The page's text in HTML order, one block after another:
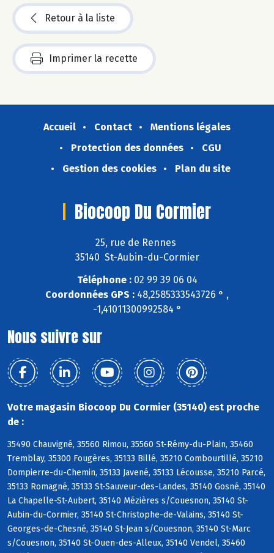
Retour à la liste
Imprimer la recette
Accueil Contact
Mentions légales
Protection des données
CGU
Gestion des cookies
Plan du site
Biocoop Du Cormier
25, rue de Rennes
35140 St-Aubin-du-Cormier
Téléphone :02 99 39 06 04
Coordonnées GPS : 48,2585333543726 ° ,
-1,41011300992584 °
Nous suivre sur
Votre magasin Biocoop Du Cormier (35140) est proche
de :
35490 Chauvigné, 35560 Rimou, 35560 St-Rémy-du-Plain, 35460
Tremblay, 35300 Fougères, 35133 Billé, 35210 Combourtillé, 35210
Dompierre-du-Chemin, 35133 Javené, 35133 Lécousse, 35210 Parcé,
35133 Romagné, 35133 St-Sauveur-des-Landes, 35140 Gosné, 35140
La Chapelle-St-Aubert, 35140 Mézières s/Couesnon, 35140 St-
Aubin-du-Cormier, 35140 St-Christophe-de-Valains, 35140 St-
Georges-de-Chesné, 35140 St-Jean s/Couesnon, 35140 St-Marc
s/Couesnon, 35140 St-Ouen-des-Alleux, 35140 Vendel, 35460